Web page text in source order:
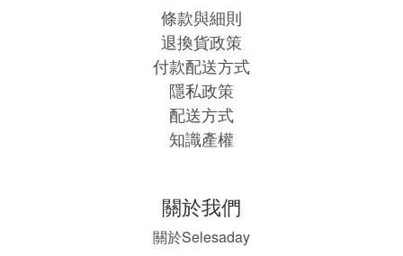
條款與細則
退換貨政策
付款配送方式
隱私政策
配送方式
知識產權
關於我們
關於Selesaday